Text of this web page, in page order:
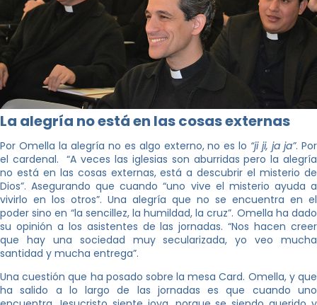
La alegría no está en las cosas externas
Por Omella la alegría no es algo externo, no es lo “ji ji, ja ja”. Por
el cardenal. “A veces las iglesias son aburridas pero la alegría
no está en las cosas externas, está a descubrir el misterio de
Dios”. Asegurando que cuando “uno vive el misterio ayuda a
vivirlo en los otros”. Una alegría que no se encuentra en el
poder sino en “la sencillez, la humildad, la cruz”. Omella ha dado
su opinión a los asistentes de las jornadas. “Nos hacen creer
que hay una sociedad muy secularizada, yo veo mucha
santidad y mucha entrega”.
Una cuestión que ha posado sobre la mesa Card. Omella, y que
ha salido a lo largo de las jornadas es que cuando uno